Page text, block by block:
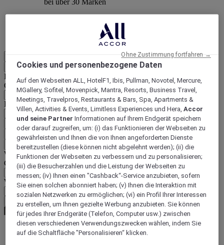
bei über 30 Marken
Zurück
Land und Sprache unten auswählen
Geografische Zone
Land/Region - Sprache
Mein Land und meine Sprache bestätigen
(€)
Zurück
Währung unten auswählen
Geografische Zone
Währung
Meine Währung bestätigen
Cookies und personenbezogene Daten
Auf den Webseiten ALL, HotelF1, Ibis, Pullman, Novotel, Mercure,
MGallery, Sofitel, Movenpick, Mantra, Resorts, Business Travel,
Meetings, Travelpros, Restaurants & Bars, Spa, Apartments &
Villen, Activities & Events, Limitless Experiences und Hera,Accor
und seine Partner Informationen auf Ihrem Endgerät speichern
oder darauf zugreifen, um: (i) das Funktionieren der Webseiten zu
gewährleisten und Ihnen die von Ihnen angeforderten Dienste
bereitzustellen (diese können nicht abgelehnt werden); (ii) die
Funktionen der Webseiten zu verbessern und zu personalisieren;
(iii) die Besucherzahlen und die Leistung der Webseiten zu
messen; (iv) Ihnen einen "Cashback“-Service anzubieten, sofern
Sie einen solchen abonniert haben; (v) Ihnen die Interaktion mit
sozialen Netzwerken zu ermöglichen; (vi) ein Profil Ihrer Interessen
zu erstellen, um Ihnen gezielte Werbung anzubieten. Sie können
für jedes Ihrer Endgeräte (Telefon, Computer usw.) zwischen
diesen verschiedenen Verwendungszwecken wählen, indem Sie
auf die Schaltfläche "Personalisieren“ klicken.
Ohne Zustimmung fortfahren →